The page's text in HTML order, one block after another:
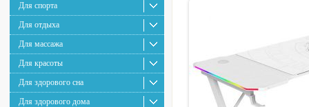
Для спорта
Для отдыха
Для массажа
Для красоты
Для здорового сна
Для здорового дома